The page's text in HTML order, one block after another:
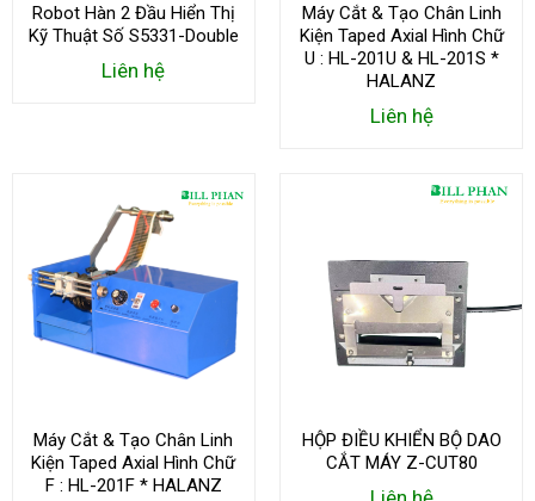
Robot Hàn 2 Đầu Hiển Thị
Kỹ Thuật Số S5331-Double
Liên hệ
Máy Cắt & Tạo Chân Linh
Kiện Taped Axial Hình Chữ
U : HL-201U & HL-201S *
HALANZ
Liên hệ
Máy Cắt & Tạo Chân Linh
Kiện Taped Axial Hình Chữ
F : HL-201F * HALANZ
HỘP ĐIỀU KHIỂN BỘ DAO
CẮT MÁY Z-CUT80